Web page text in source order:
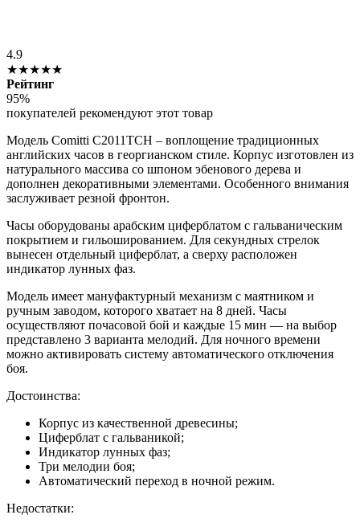
4.9
★★★★★
Рейтинг
95%
покупателей рекомендуют этот товар
Модель Comitti C2011TCH – воплощение традиционных
английских часов в георгианском стиле. Корпус изготовлен из
натурального массива со шпоном эбенового дерева и
дополнен декоративными элементами. Особенного внимания
заслуживает резной фронтон.
Часы оборудованы арабским циферблатом с гальваническим
покрытием и гильошированием. Для секундных стрелок
вынесен отдельный циферблат, а сверху расположен
индикатор лунных фаз.
Модель имеет мануфактурный механизм с маятником и
ручным заводом, которого хватает на 8 дней. Часы
осуществляют почасовой бой и каждые 15 мин — на выбор
представлено 3 варианта мелодий. Для ночного времени
можно активировать систему автоматического отключения
боя.
Достоинства:
Корпус из качественной древесины;
Циферблат с гальваникой;
Индикатор лунных фаз;
Три мелодии боя;
Автоматический переход в ночной режим.
Недостатки: